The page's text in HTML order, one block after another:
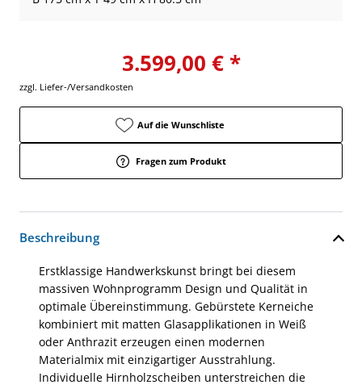
3.599,00 € *
zzgl. Liefer-/Versandkosten
Auf die Wunschliste
Fragen zum Produkt
Beschreibung
Erstklassige Handwerkskunst bringt bei diesem
massiven Wohnprogramm Design und Qualität in
optimale Übereinstimmung. Gebürstete Kerneiche
kombiniert mit matten Glasapplikationen in Weiß
oder Anthrazit erzeugen einen modernen
Materialmix mit einzigartiger Ausstrahlung.
Individuelle Hirnholzscheiben unterstreichen die